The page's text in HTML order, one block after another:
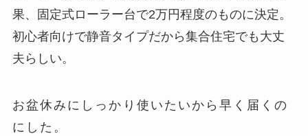
果、固定式ローラー台で2万円程度のものに決定。
初心者向けで静音タイプだから集合住宅でも大丈
夫らしい。
お盆休みにしっかり使いたいから早く届くの
にした。